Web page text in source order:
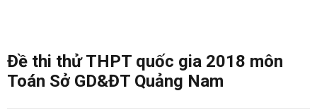
Đề thi thử THPT quốc gia 2018 môn
Toán Sở GD&ĐT Quảng Nam